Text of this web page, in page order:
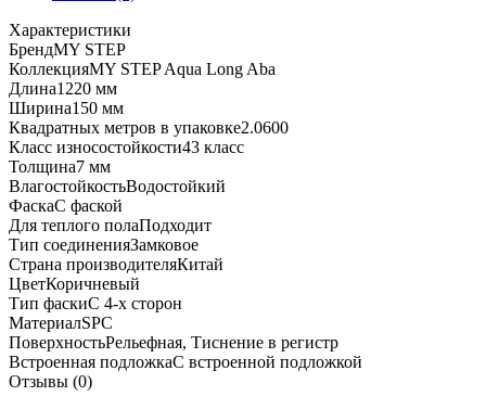
Дуб
Солано
MSA81
Характеристики
БрендMY STEP
КоллекцияMY STEP Aqua Long Aba
Длина1220 мм
Ширина150 мм
Квадратных метров в упаковке2.0600
Класс износостойкости43 класс
Толщина7 мм
ВлагостойкостьВодостойкий
ФаскаС фаской
Для теплого полаПодходит
Тип соединенияЗамковое
Страна производителяКитай
ЦветКоричневый
Тип фаскиС 4-х сторон
МатериалSPC
ПоверхностьРельефная, Тиснение в регистр
Встроенная подложкаC встроенной подложкой
Отзывы (0)